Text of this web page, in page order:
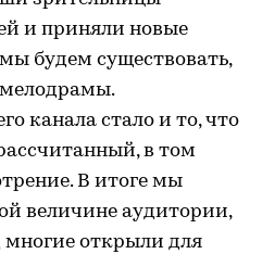
и приняли новые
будем существовать,
канала стало и то, что
в том
В итоге мы
величине аудитории,
многие открыли для